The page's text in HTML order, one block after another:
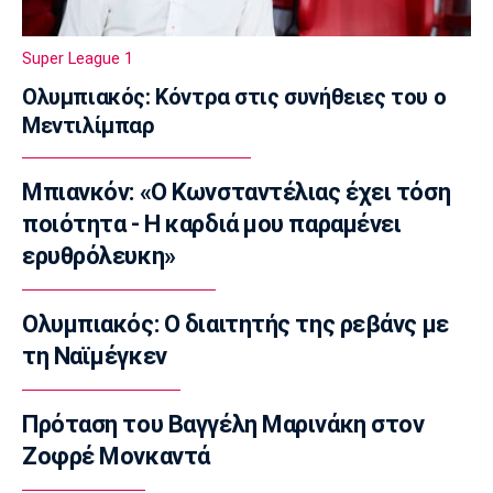
Γιαννούλης: «Δεν βλέπω την... ώρα να παίξω»
(vid)
17:30
Βόλεϊ Ευρώπη
Φιλική ήττα της Εθνικής γυναικών από την
Ιταλία
17:15
Σπορ
Ιστιοπλοΐα: Αναβλήθηκαν οι χθεσινές
κούρσες στο Παγκόσμιο ILCA4 Youth λόγω
του πολύ δυνατού αέρα
17:00
Super League 1
Ηλιόπουλος σε Μάγερ: «Μου ζήτησες το 7,
σου δίνω τα 14 - Περιμένω τα διπλά από
εσένα» (vid)
16:45
Super League 1
Ολυμπιακός: Κόντρα στις συνήθειες του ο
Μεντιλίμπαρ
Μπιανκόν: «Ο Κωνσταντέλιας έχει τόση
ποιότητα - Η καρδιά μου παραμένει
ερυθρόλευκη»
Ολυμπιακός: Ο διαιτητής της ρεβάνς με
τη Ναϊμέγκεν
Πρόταση του Βαγγέλη Μαρινάκη στον
Ζοφρέ Μονκαντά